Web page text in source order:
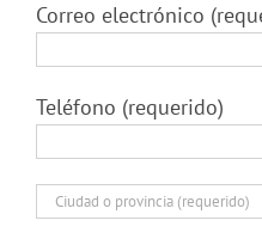
Correo electrónico
Teléfono (requerido)